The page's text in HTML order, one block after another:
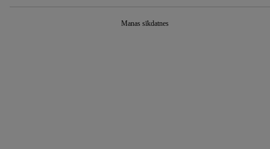
Manas sīkdatnes